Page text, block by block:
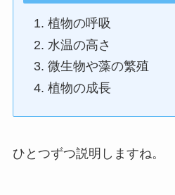
植物の呼吸
水温の高さ
微生物や藻の繁殖
植物の成長
ひとつずつ説明しますね。